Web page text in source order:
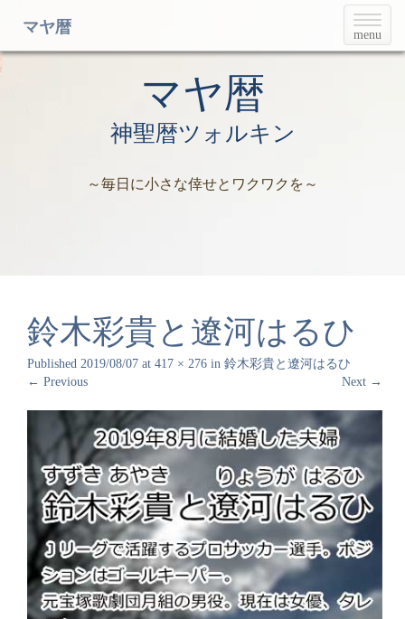
T
o
g
menu
マヤ暦
マヤ暦
神聖暦ツォルキン
～毎日に小さな倖せとワクワクを～
鈴木彩貴と遼河はるひ
Published 2019/08/07 at 417 × 276 in 鈴木彩貴と遼河はるひ
← Previous Next →